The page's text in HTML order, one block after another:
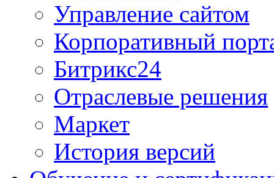
Управление сайтом
Корпоративный
Битрикс24
Отраслевые решения
Маркет
История версий